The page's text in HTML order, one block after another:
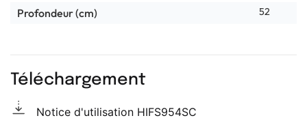
Profondeur (cm) 52
Téléchargement
Notice d'utilisation HIFS954SC